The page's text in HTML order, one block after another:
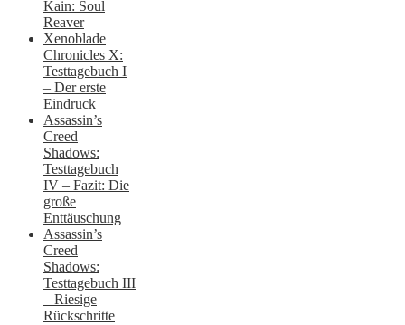
Kain: Soul
Reaver
Xenoblade
Chronicles X:
Testtagebuch I
– Der erste
Eindruck
Assassin’s
Creed
Shadows:
Testtagebuch
IV – Fazit: Die
große
Enttäuschung
Assassin’s
Creed
Shadows:
Testtagebuch III
– Riesige
Rückschritte